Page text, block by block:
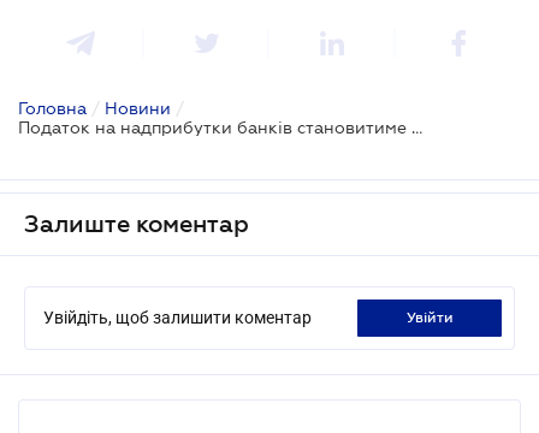
Головна / Новини /
Податок на надприбутки банків становитиме 50%: Комітет ВР схвалив законопроєкт про оподаткування банків
Залиште коментар
Увійдіть, щоб залишити коментар увійти